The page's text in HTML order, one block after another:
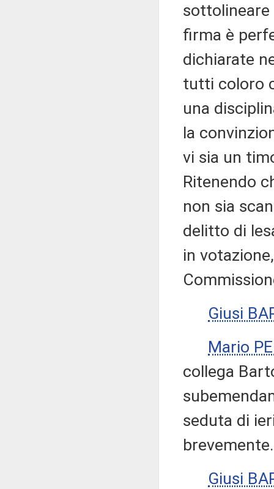
sottolineare
firma è
dichiarate
tutti coloro
una
la
vi sia un
Ritenendo
non sia
delitto di
in
Giusi
Mario
collega
seduta di
brevemente.
Giusi